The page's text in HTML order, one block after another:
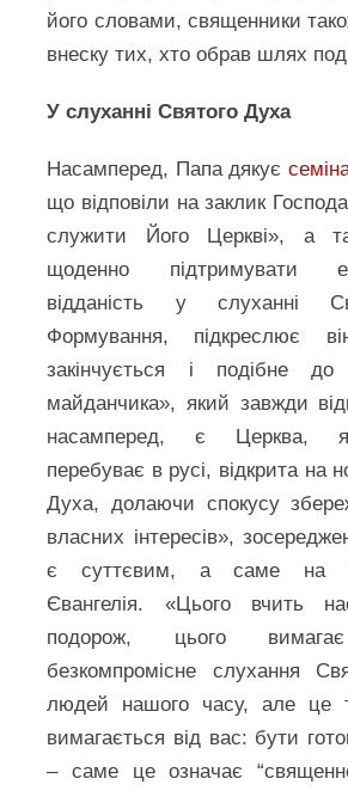
його словами, священники
внеску тих, хто обрав шлях
У слуханні Святого Духа
Насамперед, Папа дякує
що відповіли на заклик Господа
служити Його Церкві», а
щоденно підтримувати
відданість у слуханні
Формування, підкреслює
закінчується і подібне до
майданчика», який завжди
насамперед, є Церква,
перебуває в русі, відкрита на
Духа, долаючи спокусу
власних інтересів»,
є суттєвим, а саме на
Євангелія. «Цього вчить
подорож, цього
безкомпромісне слухання
людей нашого часу, але це
вимагається від вас: бути
– саме це означає